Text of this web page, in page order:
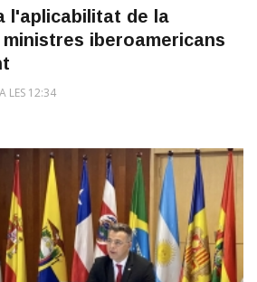
l'aplicabilitat de la
iberoamericans
LES 12:34